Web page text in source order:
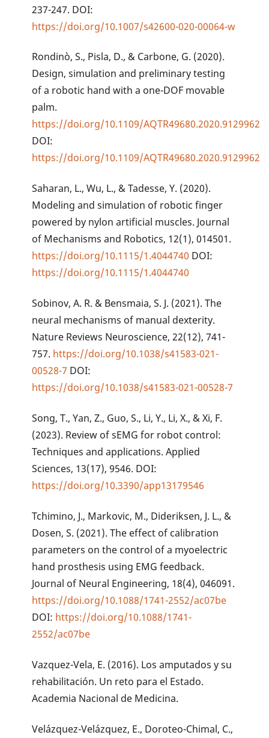
237-247. DOI:
https://doi.org/10.1007/s42600-020-00064-w
Rondinò, S., Pisla, D., & Carbone, G. (2020).
Design, simulation and preliminary testing
of a robotic hand with a one-DOF movable
palm.
https://doi.org/10.1109/AQTR49680.2020.9129962
DOI:
https://doi.org/10.1109/AQTR49680.2020.9129962
Saharan, L., Wu, L., & Tadesse, Y. (2020).
Modeling and simulation of robotic finger
powered by nylon artificial muscles. Journal
of Mechanisms and Robotics, 12(1), 014501.
https://doi.org/10.1115/1.4044740 DOI:
https://doi.org/10.1115/1.4044740
Sobinov, A. R. & Bensmaia, S. J. (2021). The
neural mechanisms of manual dexterity.
Nature Reviews Neuroscience, 22(12), 741-
757. https://doi.org/10.1038/s41583-021-
00528-7 DOI:
https://doi.org/10.1038/s41583-021-00528-7
Song, T., Yan, Z., Guo, S., Li, Y., Li, X., & Xi, F.
(2023). Review of sEMG for robot control:
Techniques and applications. Applied
Sciences, 13(17), 9546. DOI:
https://doi.org/10.3390/app13179546
Tchimino, J., Markovic, M., Dideriksen, J. L., &
Dosen, S. (2021). The effect of calibration
parameters on the control of a myoelectric
hand prosthesis using EMG feedback.
Journal of Neural Engineering, 18(4), 046091.
https://doi.org/10.1088/1741-2552/ac07be
DOI: https://doi.org/10.1088/1741-
2552/ac07be
Vazquez-Vela, E. (2016). Los amputados y su
rehabilitación. Un reto para el Estado.
Academia Nacional de Medicina.
Velázquez-Velázquez, E., Doroteo-Chimal, C.,